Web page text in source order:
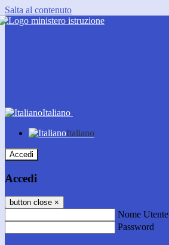
Salta al contenuto
Italiano
Italiano
Accedi
Accedi
button close ×
Nome Utente
Password